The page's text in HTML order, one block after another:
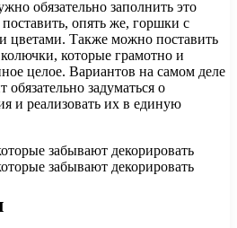
обязательно заполнить это
опять же, горшки с
цветами. Также можно поставить
которые грамотно и
целое. Вариантов на самом деле
задуматься о
и реализовать их в единую